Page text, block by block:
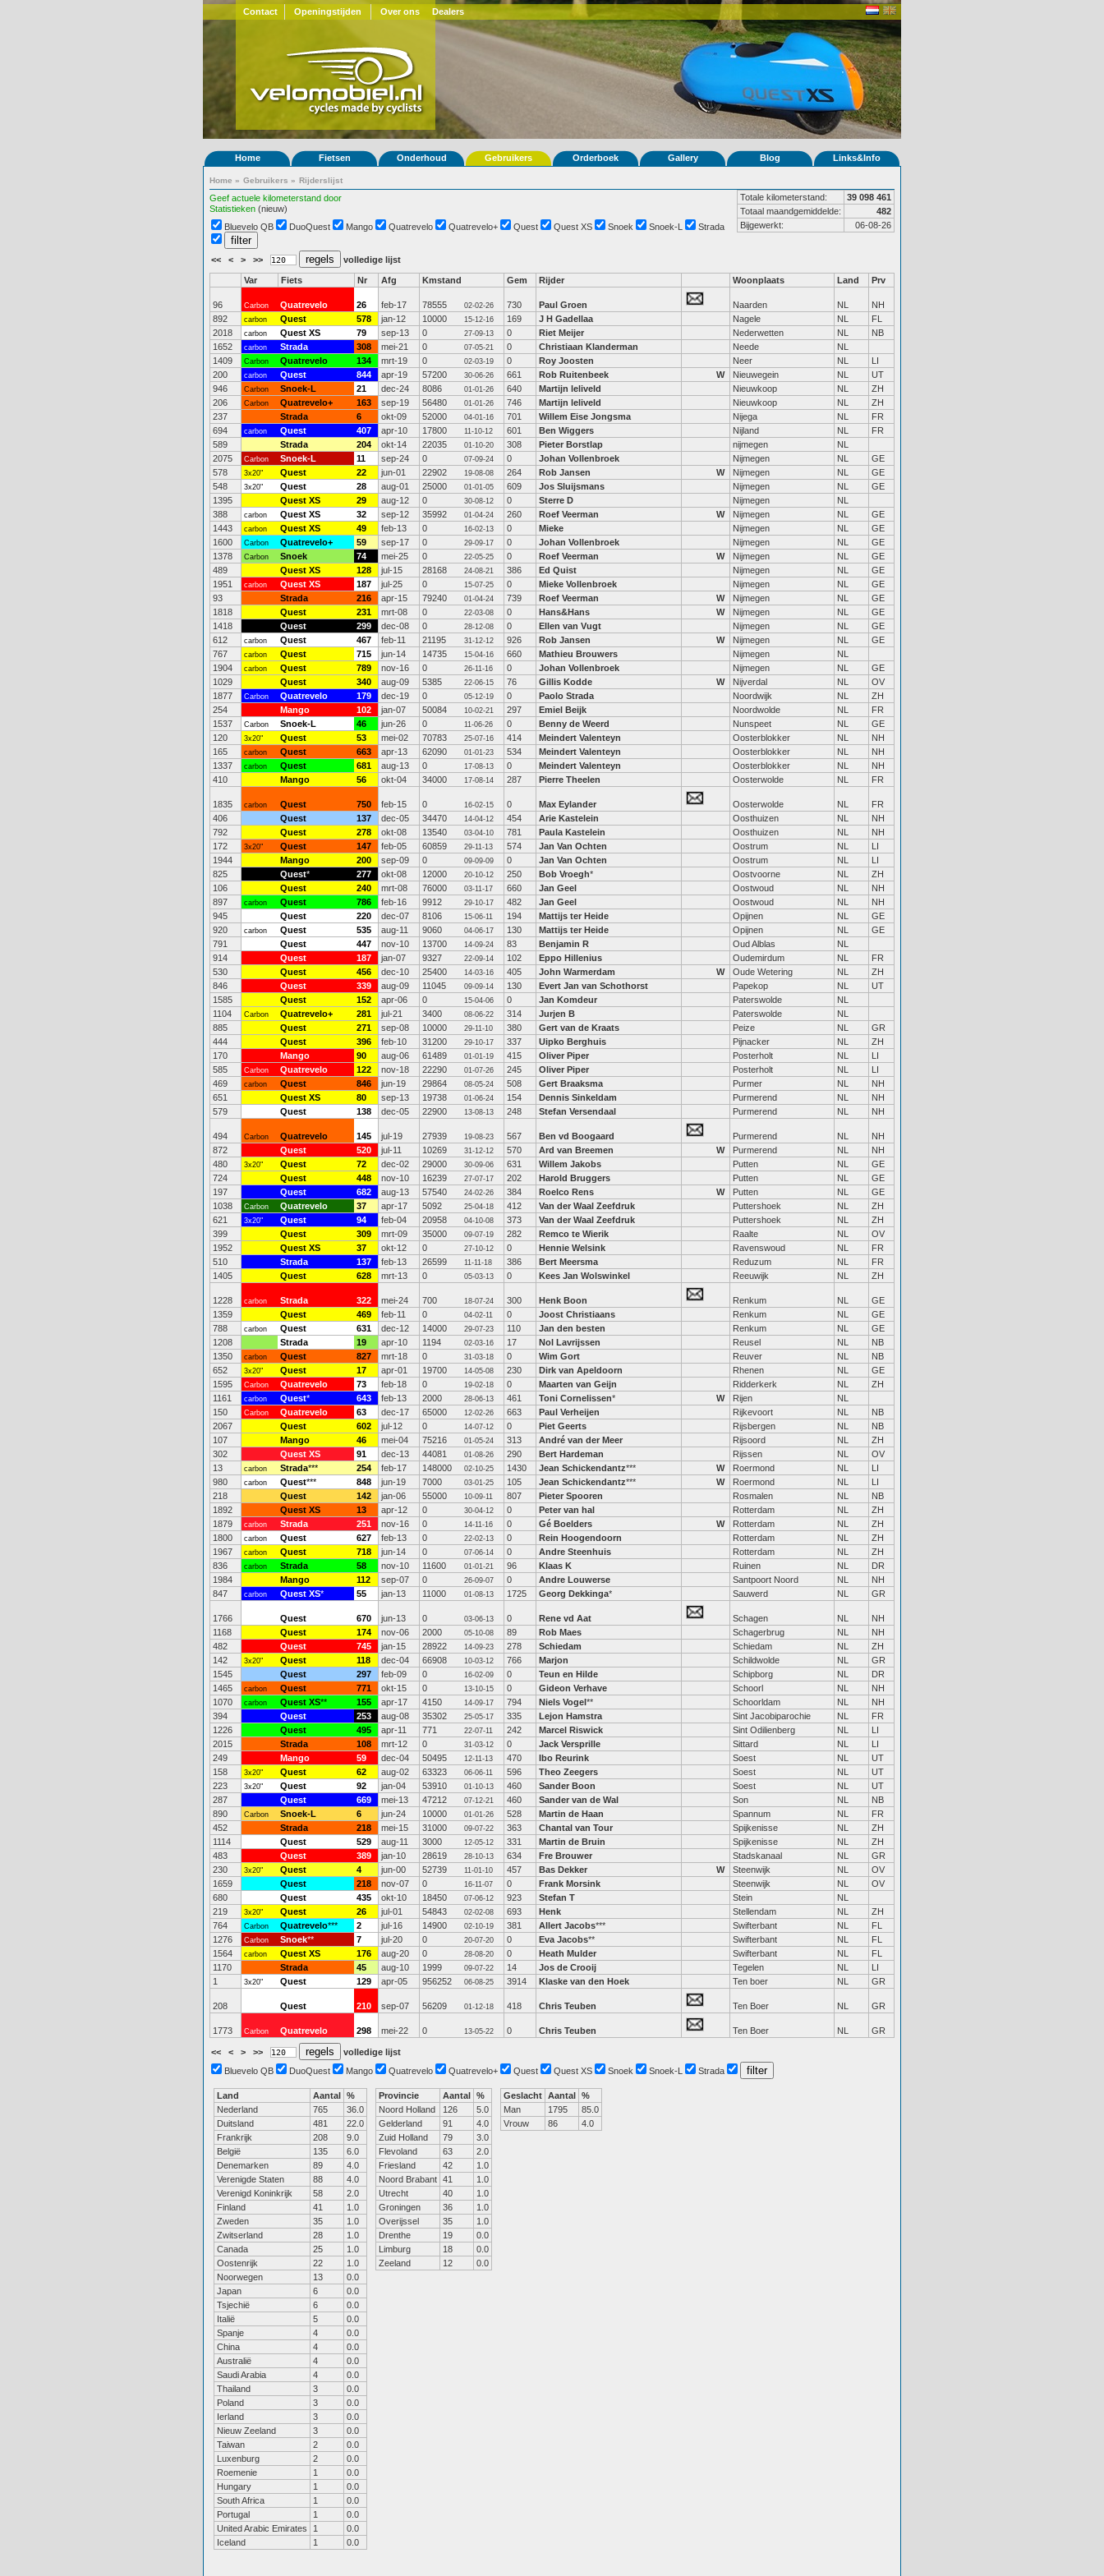
Contact Openingstijden Over ons Dealers
Home Fietsen Onderhoud Gebruikers Orderboek Gallery Blog Links&Info
Home » Gebruikers » Rijderslijst
Geef actuele kilometerstand door
Statistieken (nieuw)
Totale kilometerstand:
39 098 461
Totaal maandgemiddelde:
482
Bijgewerkt:
06-08-26
Bluevelo QB DuoQuest Mango Quatrevelo Quatrevelo+ Quest Quest XS Snoek Snoek-L Strada
<< < > >> volledige lijst
Var Fiets Nr Afg Kmstand Gem Rijder Woonplaats Land Prv
96 Carbon Quatrevelo 26 feb-17 78555 02-02-26 730 Paul Groen Naarden NL
NH
892
carbon Quest 578 jan-12 10000 15-12-16 169 J H Gadellaa Nagele NL
FL
2018
carbon Quest XS 79 sep-13 0 27-09-13 0 Riet Meijer Nederwetten NL
NB
1652
carbon Strada 308 mei-21 0 07-05-21 0 Christiaan Klanderman Neede
NL
1409
Carbon Quatrevelo 134 mrt-19 0 02-03-19 0 Roy Joosten Neer NL
LI
200
carbon Quest 844 apr-19 57200 30-06-26 661 Rob Ruitenbeek W Nieuwegein NL
UT
946
Carbon Snoek-L 21 dec-24 8086 01-01-26 640 Martijn leliveld Nieuwkoop NL
ZH
206
Carbon Quatrevelo+ 163 sep-19 56480 01-01-26 746 Martijn leliveld Nieuwkoop NL
ZH
237
Strada 6 okt-09 52000 04-01-16 701 Willem Eise Jongsma Nijega NL
FR
694
carbon Quest 407 apr-10 17800 11-10-12 601 Ben Wiggers Nijland NL
FR
589
Strada 204 okt-14 22035 01-10-20 308 Pieter Borstlap nijmegen
NL
2075
Carbon Snoek-L 11 sep-24 0 07-09-24 0 Johan Vollenbroek Nijmegen NL
GE
578
3x20" Quest 22 jun-01 22902 19-08-08 264 Rob Jansen W Nijmegen NL
GE
548
3x20" Quest 28 aug-01 25000 01-01-05 609 Jos Sluijsmans Nijmegen NL
GE
1395
Quest XS 29 aug-12 0 30-08-12 0 Sterre D Nijmegen
NL
388
carbon Quest XS 32 sep-12 35992 01-04-24 260 Roef Veerman W Nijmegen NL
GE
1443
carbon Quest XS 49 feb-13 0 16-02-13 0 Mieke Nijmegen NL
GE
1600
Carbon Quatrevelo+ 59 sep-17 0 29-09-17 0 Johan Vollenbroek Nijmegen NL
GE
1378
Carbon Snoek 74 mei-25 0 22-05-25 0 Roef Veerman W Nijmegen NL
GE
489
Quest XS 128 jul-15 28168 24-08-21 386 Ed Quist Nijmegen NL
GE
1951
carbon Quest XS 187 jul-25 0 15-07-25 0 Mieke Vollenbroek Nijmegen NL
GE
93
Strada 216 apr-15 79240 01-04-24 739 Roef Veerman W Nijmegen NL
GE
1818
Quest 231 mrt-08 0 22-03-08 0 Hans&Hans W Nijmegen NL
GE
1418
Quest 299 dec-08 0 28-12-08 0 Ellen van Vugt Nijmegen NL
GE
612
carbon Quest 467 feb-11 21195 31-12-12 926 Rob Jansen W Nijmegen NL
GE
767
carbon Quest 715 jun-14 14735 15-04-16 660 Mathieu Brouwers Nijmegen
NL
1904
carbon Quest 789 nov-16 0 26-11-16 0 Johan Vollenbroek Nijmegen NL
GE
1029
Quest 340 aug-09 5385 22-06-15 76 Gillis Kodde W Nijverdal NL
OV
1877
Carbon Quatrevelo 179 dec-19 0 05-12-19 0 Paolo Strada Noordwijk NL
ZH
254
Mango 102 jan-07 50084 10-02-21 297 Emiel Beijk Noordwolde NL
FR
1537
Carbon Snoek-L 46 jun-26 0 11-06-26 0 Benny de Weerd Nunspeet NL
GE
120
3x20" Quest 53 mei-02 70783 25-07-16 414 Meindert Valenteyn Oosterblokker NL
NH
165
carbon Quest 663 apr-13 62090 01-01-23 534 Meindert Valenteyn Oosterblokker NL
NH
1337
carbon Quest 681 aug-13 0 17-08-13 0 Meindert Valenteyn Oosterblokker NL
NH
410
Mango 56 okt-04 34000 17-08-14 287 Pierre Theelen Oosterwolde NL FR
1835 carbon Quest 750 feb-15 0 16-02-15 0 Max Eylander Oosterwolde NL
FR
406
Quest 137 dec-05 34470 14-04-12 454 Arie Kastelein Oosthuizen NL
NH
792
Quest 278 okt-08 13540 03-04-10 781 Paula Kastelein Oosthuizen NL
NH
172
3x20" Quest 147 feb-05 60859 29-11-13 574 Jan Van Ochten Oostrum NL
LI
1944
Mango 200 sep-09 0 09-09-09 0 Jan Van Ochten Oostrum NL
LI
825
Quest* 277 okt-08 12000 20-10-12 250 Bob Vroegh* Oostvoorne NL
ZH
106
Quest 240 mrt-08 76000 03-11-17 660 Jan Geel Oostwoud NL
NH
897
carbon Quest 786 feb-16 9912 29-10-17 482 Jan Geel Oostwoud NL
NH
945
Quest 220 dec-07 8106 15-06-11 194 Mattijs ter Heide Opijnen NL
GE
920
carbon Quest 535 aug-11 9060 04-06-17 130 Mattijs ter Heide Opijnen NL
GE
791
Quest 447 nov-10 13700 14-09-24 83 Benjamin R Oud Alblas
NL
914
Quest 187 jan-07 9327 22-09-14 102 Eppo Hillenius Oudemirdum NL
FR
530
Quest 456 dec-10 25400 14-03-16 405 John Warmerdam W Oude Wetering NL
ZH
846
Quest 339 aug-09 11045 09-09-14 130 Evert Jan van Schothorst Papekop NL
UT
1585
Quest 152 apr-06 0 15-04-06 0 Jan Komdeur Paterswolde
NL
1104
Carbon Quatrevelo+ 281 jul-21 3400 08-06-22 314 Jurjen B Paterswolde
NL
885
Quest 271 sep-08 10000 29-11-10 380 Gert van de Kraats Peize NL
GR
444
Quest 396 feb-10 31200 29-10-17 337 Uipko Berghuis Pijnacker NL
ZH
170
Mango 90 aug-06 61489 01-01-19 415 Oliver Piper Posterholt NL
LI
585
Carbon Quatrevelo 122 nov-18 22290 01-07-26 245 Oliver Piper Posterholt NL
LI
469
carbon Quest 846 jun-19 29864 08-05-24 508 Gert Braaksma Purmer NL
NH
651
Quest XS 80 sep-13 19738 01-06-24 154 Dennis Sinkeldam Purmerend NL
NH
579
Quest 138 dec-05 22900 13-08-13 248 Stefan Versendaal Purmerend NL NH
494 Carbon Quatrevelo 145 jul-19 27939 19-08-23 567 Ben vd Boogaard Purmerend NL
NH
872
Quest 520 jul-11 10269 31-12-12 570 Ard van Breemen W Purmerend NL
NH
480
3x20" Quest 72 dec-02 29000 30-09-06 631 Willem Jakobs Putten NL
GE
724
Quest 448 nov-10 16239 27-07-17 202 Harold Bruggers Putten NL
GE
197
Quest 682 aug-13 57540 24-02-26 384 Roelco Rens W Putten NL
GE
1038
Carbon Quatrevelo 37 apr-17 5092 25-04-18 412 Van der Waal Zeefdruk Puttershoek NL
ZH
621
3x20" Quest 94 feb-04 20958 04-10-08 373 Van der Waal Zeefdruk Puttershoek NL
ZH
399
Quest 309 mrt-09 35000 09-07-19 282 Remco te Wierik Raalte NL
OV
1952
Quest XS 37 okt-12 0 27-10-12 0 Hennie Welsink Ravenswoud NL
FR
510
Strada 137 feb-13 26599 11-11-18 386 Bert Meersma Reduzum NL
FR
1405
Quest 628 mrt-13 0 05-03-13 0 Kees Jan Wolswinkel Reeuwijk NL ZH
1228 carbon Strada 322 mei-24 700 18-07-24 300 Henk Boon Renkum NL
GE
1359
Quest 469 feb-11 0 04-02-11 0 Joost Christiaans Renkum NL
GE
788
carbon Quest 631 dec-12 14000 29-07-23 110 Jan den besten Renkum NL
GE
1208
Strada 19 apr-10 1194 02-03-16 17 Nol Lavrijssen Reusel NL
NB
1350
carbon Quest 827 mrt-18 0 31-03-18 0 Wim Gort Reuver NL
NB
652
3x20" Quest 17 apr-01 19700 14-05-08 230 Dirk van Apeldoorn Rhenen NL
GE
1595
Carbon Quatrevelo 73 feb-18 0 19-02-18 0 Maarten van Geijn Ridderkerk NL
ZH
1161
carbon Quest* 643 feb-13 2000 28-06-13 461 Toni Cornelissen* W Rijen
NL
150
Carbon Quatrevelo 63 dec-17 65000 12-02-26 663 Paul Verheijen Rijkevoort NL
NB
2067
Quest 602 jul-12 0 14-07-12 0 Piet Geerts Rijsbergen NL
NB
107
Mango 46 mei-04 75216 01-05-24 313 André van der Meer Rijsoord NL
ZH
302
Quest XS 91 dec-13 44081 01-08-26 290 Bert Hardeman Rijssen NL
OV
13
carbon Strada*** 254 feb-17 148000 02-10-25 1430 Jean Schickendantz*** W Roermond NL
LI
980
carbon Quest*** 848 jun-19 7000 03-01-25 105 Jean Schickendantz*** W Roermond NL
LI
218
Quest 142 jan-06 55000 10-09-11 807 Pieter Spooren Rosmalen NL
NB
1892
Quest XS 13 apr-12 0 30-04-12 0 Peter van hal Rotterdam NL
ZH
1879
carbon Strada 251 nov-16 0 14-11-16 0 Gé Boelders W Rotterdam NL
ZH
1800
carbon Quest 627 feb-13 0 22-02-13 0 Rein Hoogendoorn Rotterdam NL
ZH
1967
carbon Quest 718 jun-14 0 07-06-14 0 Andre Steenhuis Rotterdam NL
ZH
836
carbon Strada 58 nov-10 11600 01-01-21 96 Klaas K Ruinen NL
DR
1984
Mango 112 sep-07 0 26-09-07 0 Andre Louwerse Santpoort Noord NL
NH
847
carbon Quest XS* 55 jan-13 11000 01-08-13 1725 Georg Dekkinga* Sauwerd NL GR
1766 Quest 670 jun-13 0 03-06-13 0 Rene vd Aat Schagen NL
NH
1168
Quest 174 nov-06 2000 05-10-08 89 Rob Maes Schagerbrug NL
NH
482
Quest 745 jan-15 28922 14-09-23 278 Schiedam Schiedam NL
ZH
142
3x20" Quest 118 dec-04 66908 10-03-12 766 Marjon Schildwolde NL
GR
1545
Quest 297 feb-09 0 16-02-09 0 Teun en Hilde Schipborg NL
DR
1465
carbon Quest 771 okt-15 0 13-10-15 0 Gideon Verhave Schoorl NL
NH
1070
carbon Quest XS** 155 apr-17 4150 14-09-17 794 Niels Vogel** Schoorldam NL
NH
394
Quest 253 aug-08 35302 25-05-17 335 Lejon Hamstra Sint Jacobiparochie NL
FR
1226
Quest 495 apr-11 771 22-07-11 242 Marcel Riswick Sint Odilienberg NL
LI
2015
Strada 108 mrt-12 0 31-03-12 0 Jack Versprille Sittard NL
LI
249
Mango 59 dec-04 50495 12-11-13 470 Ibo Reurink Soest NL
UT
158
3x20" Quest 62 aug-02 63323 06-06-11 596 Theo Zeegers Soest NL
UT
223
3x20" Quest 92 jan-04 53910 01-10-13 460 Sander Boon Soest NL
UT
287
Quest 669 mei-13 47212 07-12-21 460 Sander van de Wal Son NL
NB
890
Carbon Snoek-L 6 jun-24 10000 01-01-26 528 Martin de Haan Spannum NL
FR
452
Strada 218 mei-15 31000 09-07-22 363 Chantal van Tour Spijkenisse NL
ZH
1114
Quest 529 aug-11 3000 12-05-12 331 Martin de Bruin Spijkenisse NL
ZH
483
Quest 389 jan-10 28619 28-10-13 634 Fre Brouwer Stadskanaal NL
GR
230
3x20" Quest 4 jun-00 52739 11-01-10 457 Bas Dekker W Steenwijk NL
OV
1659
Quest 218 nov-07 0 16-11-07 0 Frank Morsink Steenwijk NL
OV
680
Quest 435 okt-10 18450 07-06-12 923 Stefan T Stein
NL
219
3x20" Quest 26 jul-01 54843 02-02-08 693 Henk Stellendam NL
ZH
764
Carbon Quatrevelo*** 2 jul-16 14900 02-10-19 381 Allert Jacobs*** Swifterbant NL
FL
1276
Carbon Snoek** 7 jul-20 0 20-07-20 0 Eva Jacobs** Swifterbant NL
FL
1564
carbon Quest XS 176 aug-20 0 28-08-20 0 Heath Mulder Swifterbant NL
FL
1170
Strada 45 aug-10 1999 09-07-22 14 Jos de Crooij Tegelen NL
LI
1
3x20" Quest 129 apr-05 956252 06-08-25 3914 Klaske van den Hoek Ten boer NL GR
208 Quest 210 sep-07 56209 01-12-18 418 Chris Teuben Ten Boer NL GR
1773 Carbon Quatrevelo 298 mei-22 0 13-05-22 0 Chris Teuben Ten Boer NL GR
<< < > >>
volledige lijst
Bluevelo QB
DuoQuest Mango Quatrevelo Quatrevelo+ Quest Quest XS Snoek Snoek-L Strada
Land Aantal %
Nederland
765
36.0
Duitsland
481
22.0
Frankrijk
208
9.0
België
135
6.0
Denemarken
89
4.0
Verenigde Staten
88
4.0
Verenigd Koninkrijk
58
2.0
Finland
41
1.0
Zweden
35
1.0
Zwitserland
28
1.0
Canada
25
1.0
Oostenrijk
22
1.0
Noorwegen
13
0.0
Japan
6
0.0
Tsjechië
6
0.0
Italië
5
0.0
Spanje
4
0.0
China
4
0.0
Australië
4
0.0
Saudi Arabia
4
0.0
Thailand
3
0.0
Poland
3
0.0
Ierland
3
0.0
Nieuw Zeeland
3
0.0
Taiwan
2
0.0
Luxenburg
2
0.0
Roemenie
1
0.0
Hungary
1
0.0
South Africa
1
0.0
Portugal
1
0.0
United Arabic Emirates
1
0.0
Iceland
1 0.0
Provincie Aantal %
Noord Holland
126
5.0
Gelderland
91
4.0
Zuid Holland
79
3.0
Flevoland
63
2.0
Friesland
42
1.0
Noord Brabant 41
1.0
Utrecht
40
1.0
Groningen
36
1.0
Overijssel
35
1.0
Drenthe
19
0.0
Limburg
18
0.0
Zeeland
12 0.0
Geslacht Aantal %
Man
1795
85.0
Vrouw
86 4.0